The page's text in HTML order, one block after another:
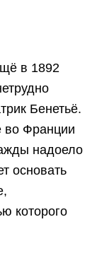
в 1892
Бенетьё.
во Франции
надоело
основать
которого